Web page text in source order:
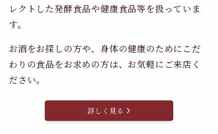
レクトした発酵食品や健康食品等を扱っていま
す。
お酒をお探しの方や、身体の健康のためにこだ
わりの食品をお求めの方は、お気軽にご来店く
ださい。
詳しく見る